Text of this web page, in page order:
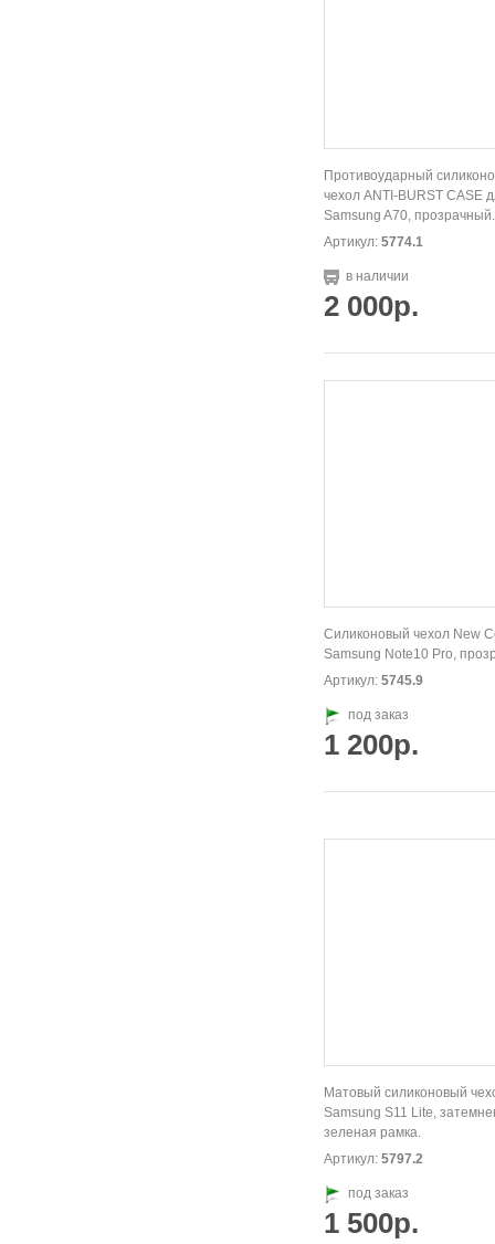
Противоударный
чехол ANTI-BURST CASE
Samsung A70, прозрачный.
Артикул: 5774.1
в наличии
2 000р.
Силиконовый чехол New
Samsung Note10 Pro,
Артикул: 5745.9
под заказ
1 200р.
Матовый силиконовый
Samsung S11 Lite,
зеленая рамка.
Артикул: 5797.2
под заказ
1 500р.